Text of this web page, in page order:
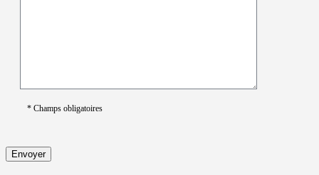
* Champs obligatoires